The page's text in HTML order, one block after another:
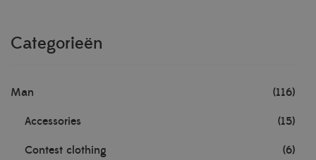
Categorieën
Man (116)
Accessories (15)
Contest clothing (6)